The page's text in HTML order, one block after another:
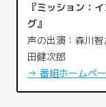
『ミッション：
グ』
声の出演：森川
田健次郎
→ 番組ホームペ